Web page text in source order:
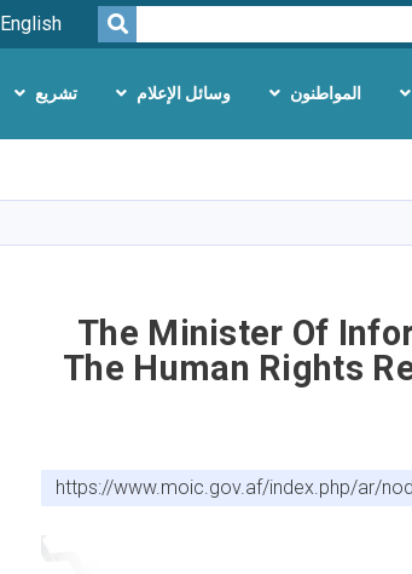
SEARCH
English
المواطنون وسائل الإعلام تشريع
The Minister Of
The Human Rights
https://www.moic.gov.af/index.php/ar/